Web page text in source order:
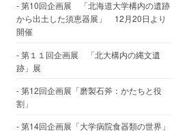
第10回企画展 「北海道大学構内の遺跡
から出土した須恵器展」 12月20日より
開催
第１１回企画展 「北大構内の縄文遺
跡」展
第12回企画展「磨製石斧：かたちと役
割」
第14回企画展「大学病院食器類の世界」